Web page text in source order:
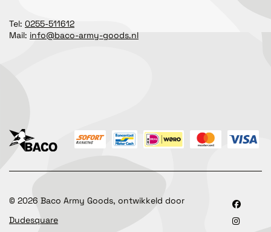
Tel: 0255-511612
Mail: info@baco-army-goods.nl
© 2026 Baco Army Goods, ontwikkeld door
Dudesquare